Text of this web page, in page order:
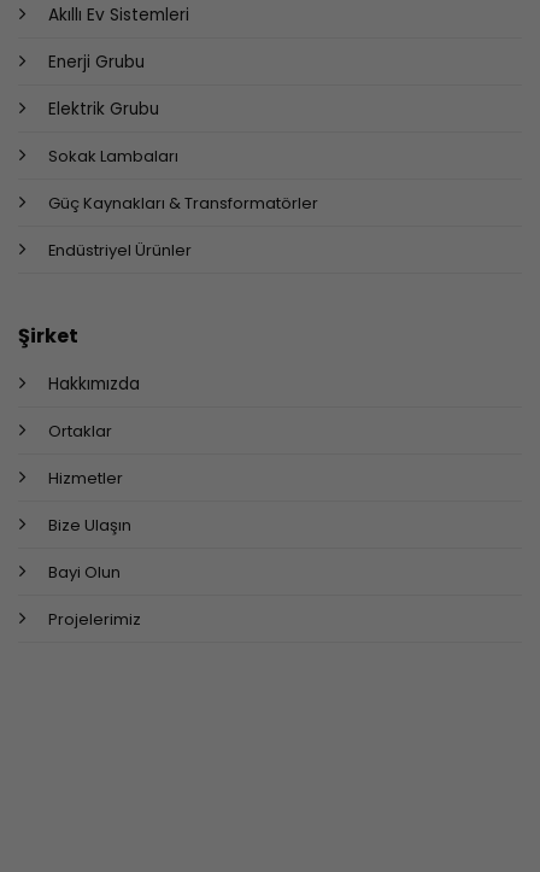
Akıllı Ev Sistemleri
Enerji Grubu
Elektrik Grubu
Sokak Lambaları
Güç Kaynakları & Transformatörler
Endüstriyel Ürünler
Şirket
Hakkımızda
Ortaklar
Hizmetler
Bize Ulaşın
Bayi Olun
Projelerimiz